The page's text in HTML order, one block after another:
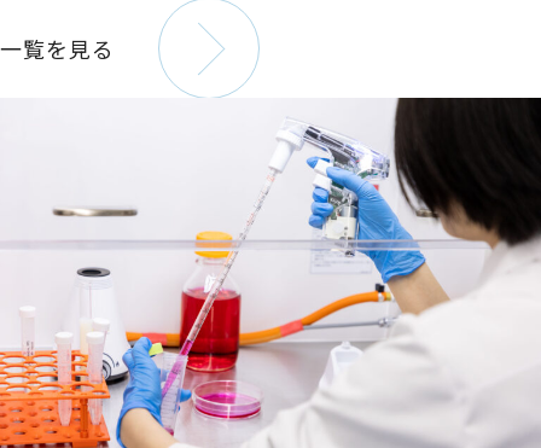
一覧を見る